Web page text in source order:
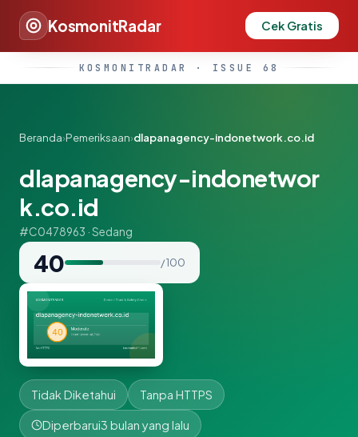
KosmonitRadar Cek Gratis
KOSMONITRADAR · ISSUE 68
Beranda›Pemeriksaan›dlapanagency-indonetwork.co.id
dlapanagency-indonetwor
k.co.id
#C0478963 · Sedang
40 / 100
Tidak Diketahui Tanpa HTTPS
Diperbarui3 bulan yang lalu